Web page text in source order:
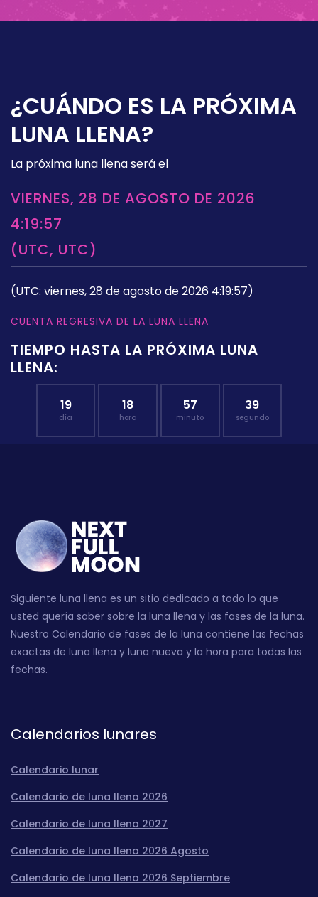
¿CUÁNDO ES LA PRÓXIMA
LUNA LLENA?
La próxima luna llena será el
VIERNES, 28 DE AGOSTO DE 2026
4:19:57
(UTC, UTC)
(UTC: viernes, 28 de agosto de 2026 4:19:57)
CUENTA REGRESIVA DE LA LUNA LLENA
TIEMPO HASTA LA PRÓXIMA LUNA
LLENA:
19
día
18
hora
57
minuto
38
segundo
Siguiente luna llena es un sitio dedicado a todo lo que
usted quería saber sobre la luna llena y las fases de la luna.
Nuestro Calendario de fases de la luna contiene las fechas
exactas de luna llena y luna nueva y la hora para todas las
fechas.
Calendarios lunares
Calendario lunar
Calendario de luna llena 2026
Calendario de luna llena 2027
Calendario de luna llena 2026 Agosto
Calendario de luna llena 2026 Septiembre